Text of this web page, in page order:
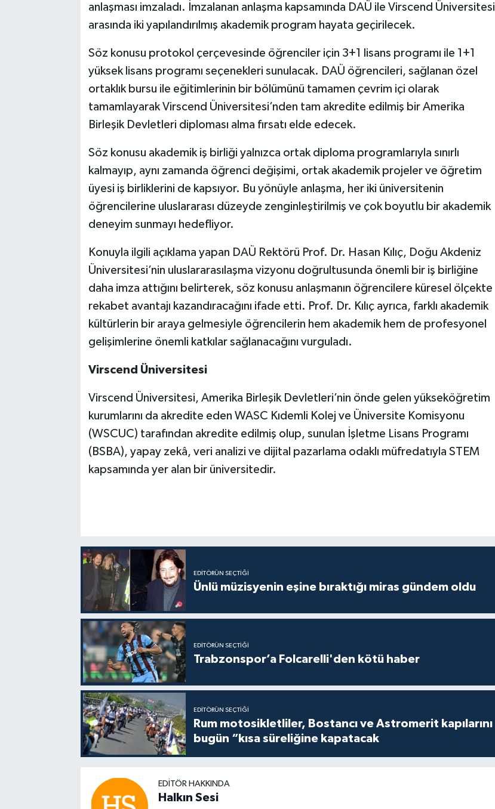
anlaşması imzaladı. İmzalanan anlaşma kapsamında DAÜ ile Virscend Üniversitesi
arasında iki yapılandırılmış akademik program hayata geçirilecek.
Söz konusu protokol çerçevesinde öğrenciler için 3+1 lisans programı ile 1+1
yüksek lisans programı seçenekleri sunulacak. DAÜ öğrencileri, sağlanan özel
ortaklık bursu ile eğitimlerinin bir bölümünü tamamen çevrim içi olarak
tamamlayarak Virscend Üniversitesi’nden tam akredite edilmiş bir Amerika
Birleşik Devletleri diploması alma fırsatı elde edecek.
Söz konusu akademik iş birliği yalnızca ortak diploma programlarıyla sınırlı
kalmayıp, aynı zamanda öğrenci değişimi, ortak akademik projeler ve öğretim
üyesi iş birliklerini de kapsıyor. Bu yönüyle anlaşma, her iki üniversitenin
öğrencilerine uluslararası düzeyde zenginleştirilmiş ve çok boyutlu bir akademik
deneyim sunmayı hedefliyor.
Konuyla ilgili açıklama yapan DAÜ Rektörü Prof. Dr. Hasan Kılıç, Doğu Akdeniz
Üniversitesi’nin uluslararasılaşma vizyonu doğrultusunda önemli bir iş birliğine
daha imza attığını belirterek, söz konusu anlaşmanın öğrencilere küresel ölçekte
rekabet avantajı kazandıracağını ifade etti. Prof. Dr. Kılıç ayrıca, farklı akademik
kültürlerin bir araya gelmesiyle öğrencilerin hem akademik hem de profesyonel
gelişimlerine önemli katkılar sağlanacağını vurguladı.
Virscend Üniversitesi
Virscend Üniversitesi, Amerika Birleşik Devletleri’nin önde gelen yükseköğretim
kurumlarını da akredite eden WASC Kıdemli Kolej ve Üniversite Komisyonu
(WSCUC) tarafından akredite edilmiş olup, sunulan İşletme Lisans Programı
(BSBA), yapay zekâ, veri analizi ve dijital pazarlama odaklı müfredatıyla STEM
kapsamında yer alan bir üniversitedir.
EDITÖRÜN SEÇTIĞI
Ünlü müzisyenin eşine bıraktığı miras gündem oldu
EDITÖRÜN SEÇTIĞI
Trabzonspor’a Folcarelli'den kötü haber
EDITÖRÜN SEÇTIĞI
Rum motosikletliler, Bostancı ve Astromerit kapılarını
bugün “kısa süreliğine kapatacak
EDITÖR HAKKINDA
Halkın Sesi